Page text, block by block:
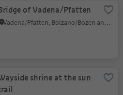
of Vadena/Pfatten
Vadena/Pfatten, Bolzano/Bozen and environs
shrine at the sun